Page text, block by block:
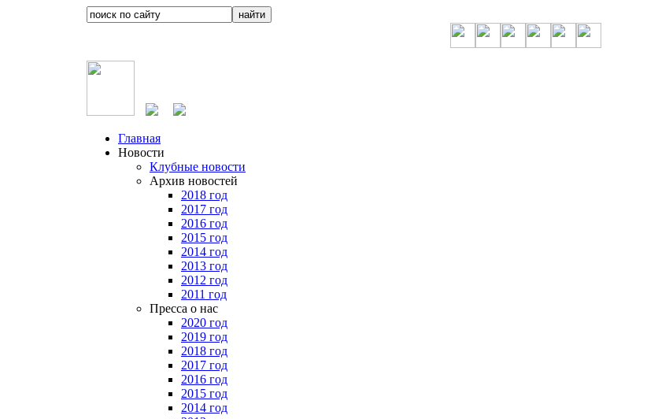
Главная
Новости
Клубные новости
Архив новостей
2018 год
2017 год
2016 год
2015 год
2014 год
2013 год
2012 год
2011 год
Пресса о нас
2020 год
2019 год
2018 год
2017 год
2016 год
2015 год
2014 год